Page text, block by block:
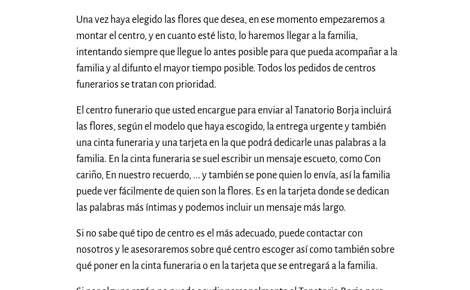
Una vez haya elegido las flores que desea, en ese momento empezaremos a
montar el centro, y en cuanto esté listo, lo haremos llegar a la familia,
intentando siempre que llegue lo antes posible para que pueda acompañar a la
familia y al difunto el mayor tiempo posible. Todos los pedidos de centros
funerarios se tratan con prioridad.
El centro funerario que usted encargue para enviar al Tanatorio Borja incluirá
las flores, según el modelo que haya escogido, la entrega urgente y también
una cinta funeraria y una tarjeta en la que podrá dedicarle unas palabras a la
familia. En la cinta funeraria se suel escribir un mensaje escueto, como Con
cariño, En nuestro recuerdo, ... y también se pone quien lo envía, así la familia
puede ver fácilmente de quien son la flores. Es en la tarjeta donde se dedican
las palabras más íntimas y podemos incluir un mensaje más largo.
Si no sabe qué tipo de centro es el más adecuado, puede contactar con
nosotros y le asesoraremos sobre qué centro escoger así como también sobre
qué poner en la cinta funeraria o en la tarjeta que se entregará a la familia.